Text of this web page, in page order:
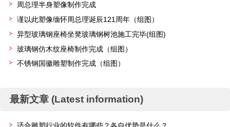
周总理半身塑像制作完成
谨以此塑像缅怀周总理诞辰121周年（组图）
异型玻璃钢座椅坐凳玻璃钢树池施工完毕(组图)
玻璃钢仿木纹座椅制作完成（组图）
不锈钢国徽雕塑制作完成（组图）
最新文章 (Latest information)
适合雕塑行业的软件有哪些？各自优势是什么？